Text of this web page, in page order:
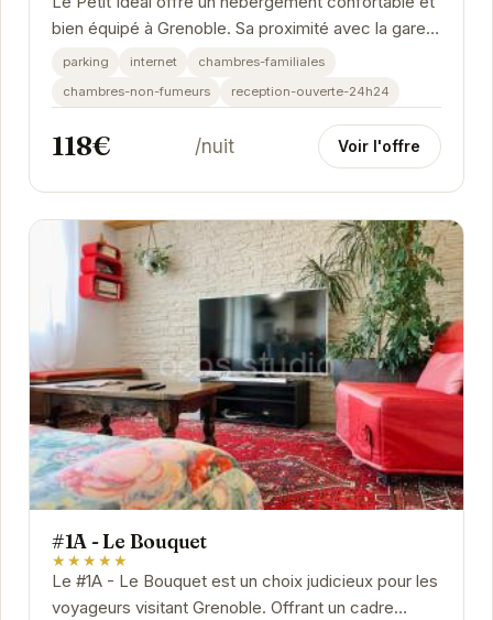
bien équipé à Grenoble. Sa proximité avec la gare
et le stationnement gratuit en font un...
parking internet
chambres-familiales
chambres-non-fumeurs
reception-ouverte-24h24
118€ /nuit Voir l'offre
#1A - Le Bouquet
★★★★★
Le #1A - Le Bouquet est un choix judicieux pour les
voyageurs visitant Grenoble. Offrant un cadre